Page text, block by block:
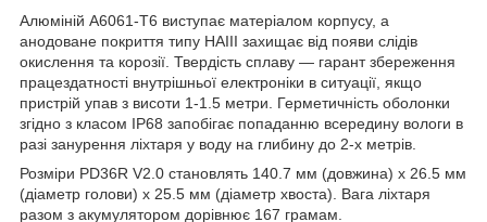
Алюміній A6061-T6 виступає матеріалом корпусу, а
анодоване покриття типу HAIII захищає від появи слідів
окислення та корозії. Твердість сплаву — гарант збереження
працездатності внутрішньої електроніки в ситуації, якщо
пристрій упав з висоти 1-1.5 метри. Герметичність оболонки
згідно з класом IP68 запобігає попаданню всередину вологи в
разі занурення ліхтаря у воду на глибину до 2-х метрів.
Розміри PD36R V2.0 становлять 140.7 мм (довжина) х 26.5 мм
(діаметр голови) х 25.5 мм (діаметр хвоста). Вага ліхтаря
разом з акумулятором дорівнює 167 грамам.